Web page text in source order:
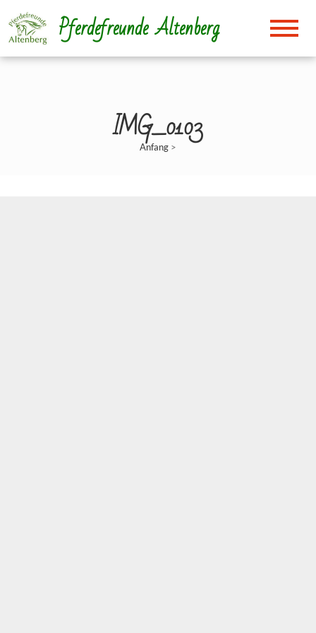
zum
Inhalt
Pferdefreunde Altenberg
IMG_0103
Anfang >